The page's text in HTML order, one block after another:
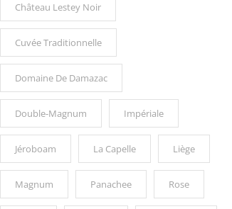
Château Lestey Noir
Cuvée Traditionnelle
Domaine De Damazac
Double-Magnum Impériale
Jéroboam La Capelle Liège
Magnum Panachee Rose